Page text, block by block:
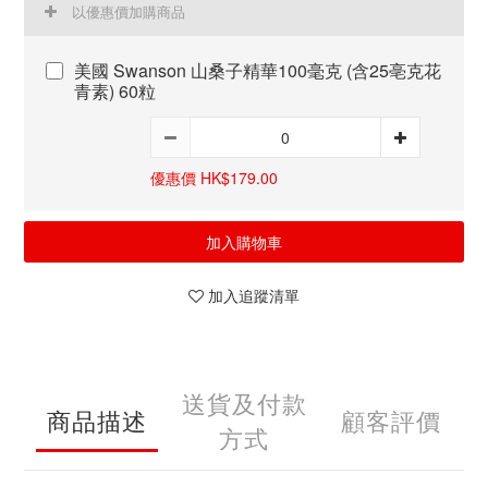
以優惠價加購商品
美國 Swanson 山桑子精華100毫克 (含25亳克花
青素) 60粒
優惠價 HK$179.00
加入購物車
加入追蹤清單
商品描述
送貨及付款
方式
顧客評價